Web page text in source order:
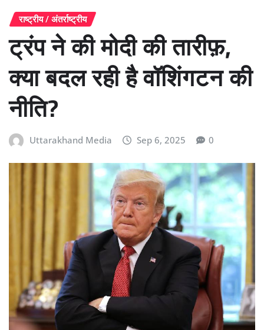
राष्ट्रीय / अंतर्राष्ट्रीय
ट्रंप ने की मोदी की तारीफ़,
क्या बदल रही है वॉशिंगटन की
नीति?
Uttarakhand Media Sep 6, 2025 0